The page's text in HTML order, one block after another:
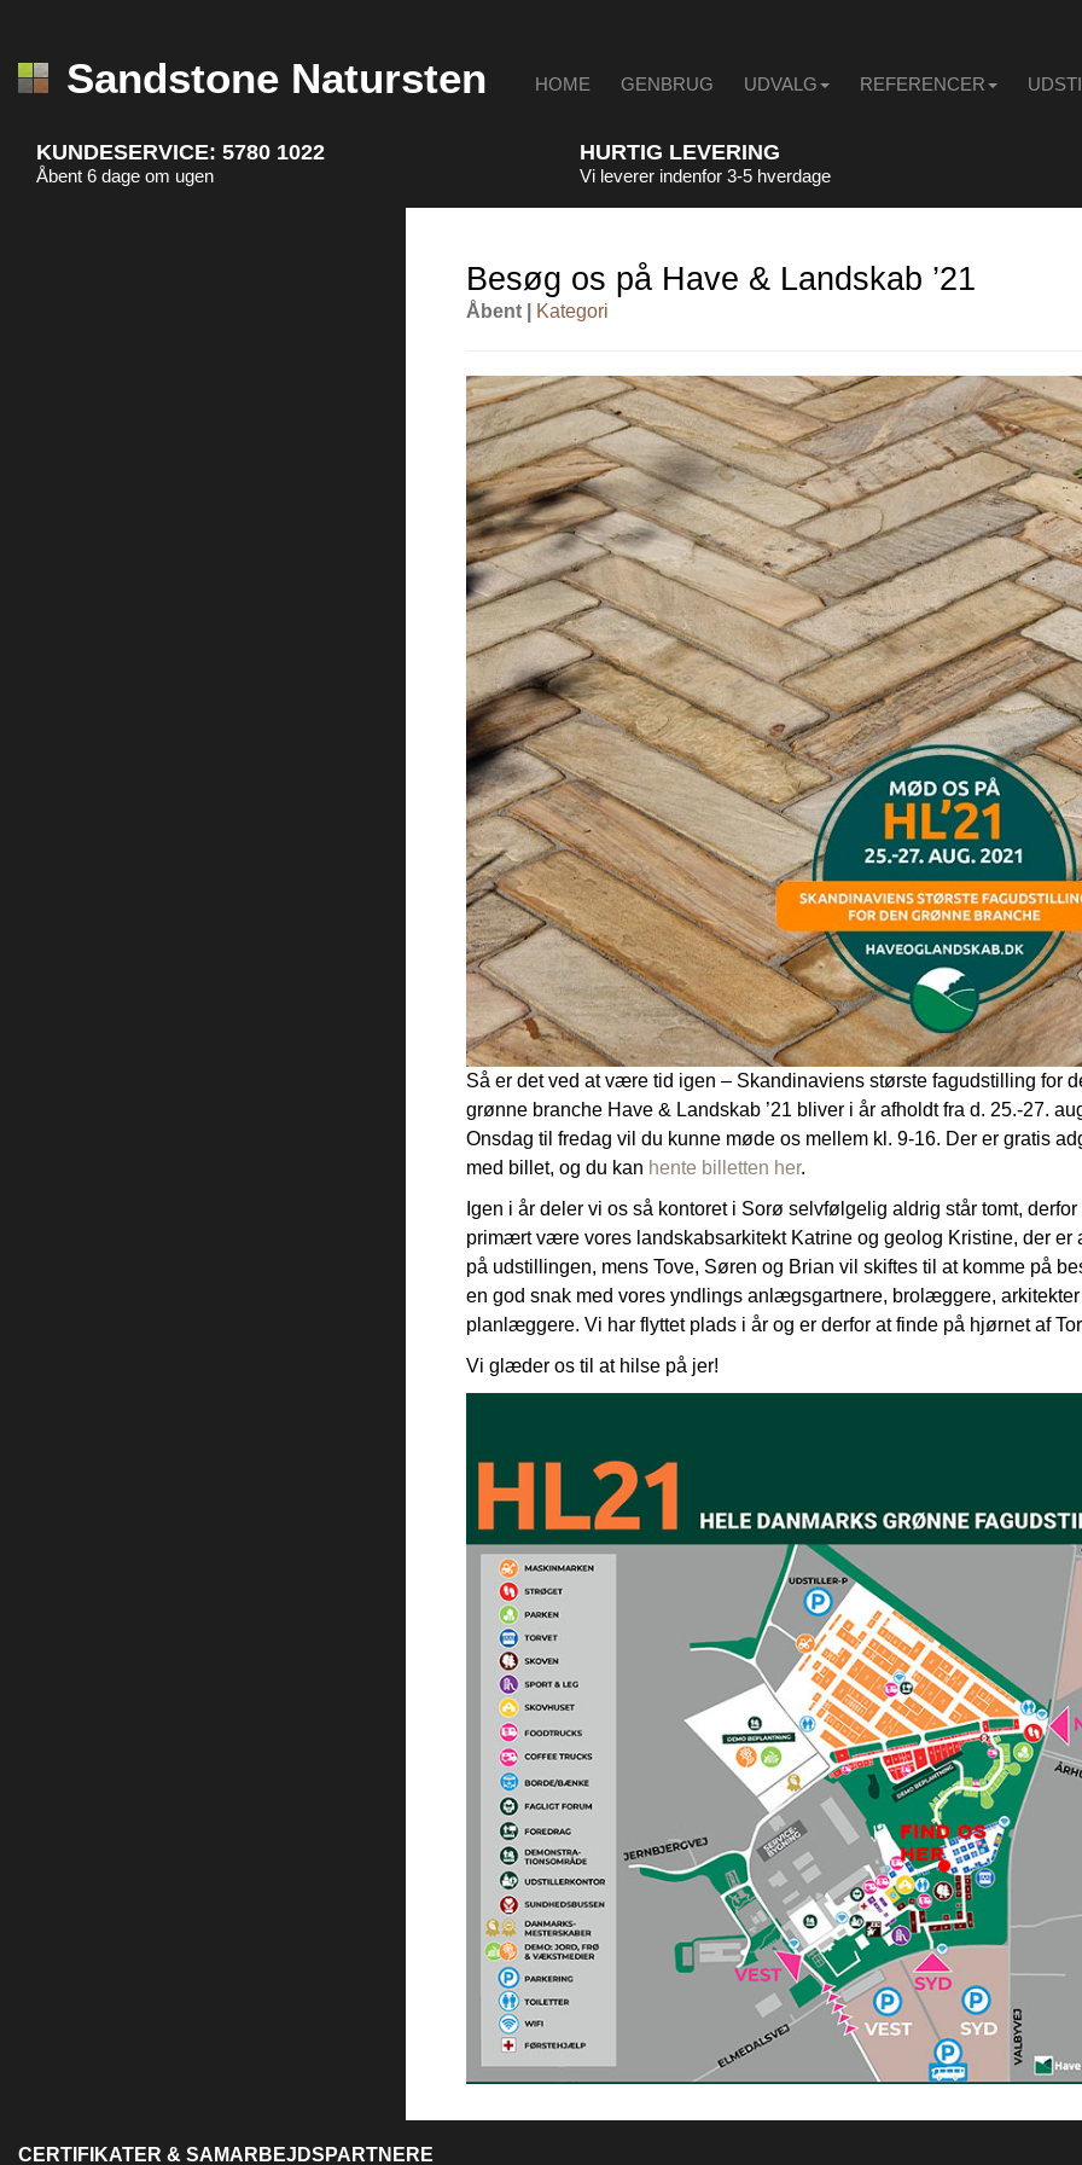
Sandstone Natursten HOME GENBRUG UDVALG REFERENCER
KUNDESERVICE: 5780 1022
Åbent 6 dage om ugen
HURTIG LEVERING
Vi leverer indenfor 3-5 hverdage
Besøg os på Have & Landskab ’21
Åbent | Kategori
Så er det ved at være tid igen – Skandinaviens største fagudstilling for
grønne branche Have & Landskab ’21 bliver i år afholdt fra d. 25.-27.
Onsdag til fredag vil du kunne møde os mellem kl. 9-16. Der er gratis
med billet, og du kan hente billetten her.
Igen i år deler vi os så kontoret i Sorø selvfølgelig aldrig står tomt, derfor
primært være vores landskabsarkitekt Katrine og geolog Kristine, der er
på udstillingen, mens Tove, Søren og Brian vil skiftes til at komme på
en god snak med vores yndlings anlægsgartnere, brolæggere,
planlæggere. Vi har flyttet plads i år og er derfor at finde på hjørnet af
Vi glæder os til at hilse på jer!
CERTIFIKATER & SAMARBEJDSPARTNERE